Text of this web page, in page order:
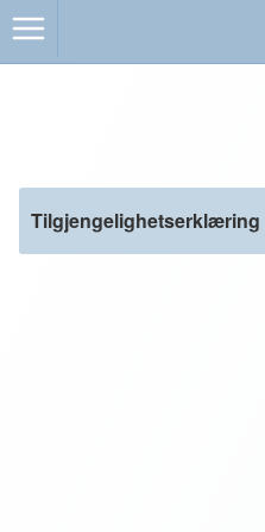
Tilgjengelighetserklæring